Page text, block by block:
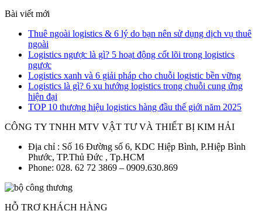
Bài viết mới
Thuê ngoài logistics & 6 lý do bạn nên sử dụng dịch vụ thuê
ngoài
Logistics ngược là gì? 5 hoạt động cốt lõi trong logistics
ngược
Logistics xanh và 6 giải pháp cho chuỗi logistic bền vững
Logistics là gì? 6 xu hướng logistics trong chuỗi cung ứng
hiện đại
TOP 10 thương hiệu logistics hàng đầu thế giới năm 2025
CÔNG TY TNHH MTV VẬT TƯ VÀ THIẾT BỊ KIM HẢI
Địa chỉ : Số 16 Đường số 6, KDC Hiệp Bình, P.Hiệp Bình
Phước, TP.Thủ Đức , Tp.HCM
Phone: 028. 62 72 3869 – 0909.630.869
HỖ TRỢ KHÁCH HÀNG